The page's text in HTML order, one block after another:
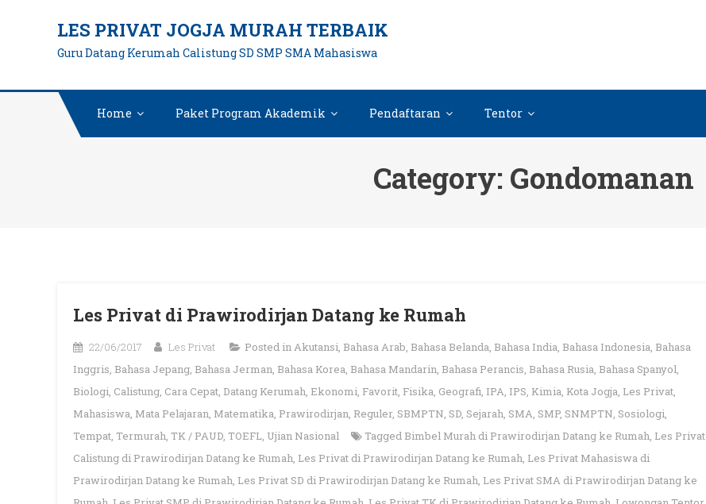
LES PRIVAT JOGJA MURAH TERBAIK
Guru Datang Kerumah Calistung SD SMP SMA Mahasiswa
Home Paket Program Akademik Pendaftaran Tentor
Category: Gondomanan
Les Privat di Prawirodirjan Datang ke Rumah
22/06/2017 Les Privat Posted inAkutansi, Bahasa Arab, Bahasa Belanda, Bahasa India, Bahasa Indonesia, Bahasa
Inggris, Bahasa Jepang, Bahasa Jerman, Bahasa Korea, Bahasa Mandarin, Bahasa Perancis, Bahasa Rusia, Bahasa Spanyol,
Biologi, Calistung, Cara Cepat, Datang Kerumah, Ekonomi, Favorit, Fisika, Geografi, IPA, IPS, Kimia, Kota Jogja, Les Privat,
Mahasiswa, Mata Pelajaran, Matematika, Prawirodirjan, Reguler, SBMPTN, SD, Sejarah, SMA, SMP, SNMPTN, Sosiologi,
Tempat, Termurah, TK / PAUD, TOEFL, Ujian Nasional Tagged Bimbel Murah di Prawirodirjan Datang ke Rumah, Les Privat
Calistung di Prawirodirjan Datang ke Rumah, Les Privat di Prawirodirjan Datang ke Rumah, Les Privat Mahasiswa di
Prawirodirjan Datang ke Rumah, Les Privat SD di Prawirodirjan Datang ke Rumah, Les Privat SMA di Prawirodirjan Datang ke